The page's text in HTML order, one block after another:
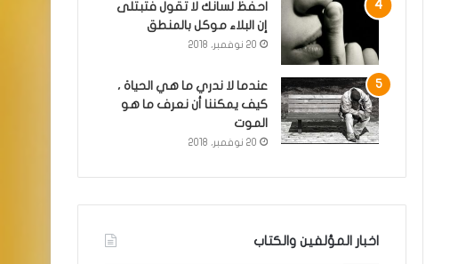
احفظ لسانك لا تقول فتبتلى
إن البلاء موكل بالمنطق
20 نوفمبر، 2018
عندما لا ندري ما هي الحياة ،
كيف يمكننا أن نعرف ما هو
الموت
20 نوفمبر، 2018
اخبار المؤلفين والكتاب